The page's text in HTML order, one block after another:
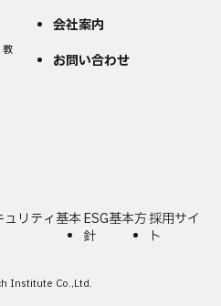
教
会社案内
お問い合わせ
ュリティ基本ESG基本方
針
採用サイ
ト
Institute Co.,Ltd.